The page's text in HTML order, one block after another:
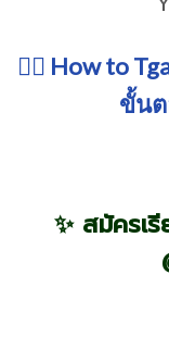
👉🏻 How to
ขั้น
✨ สมัครเ